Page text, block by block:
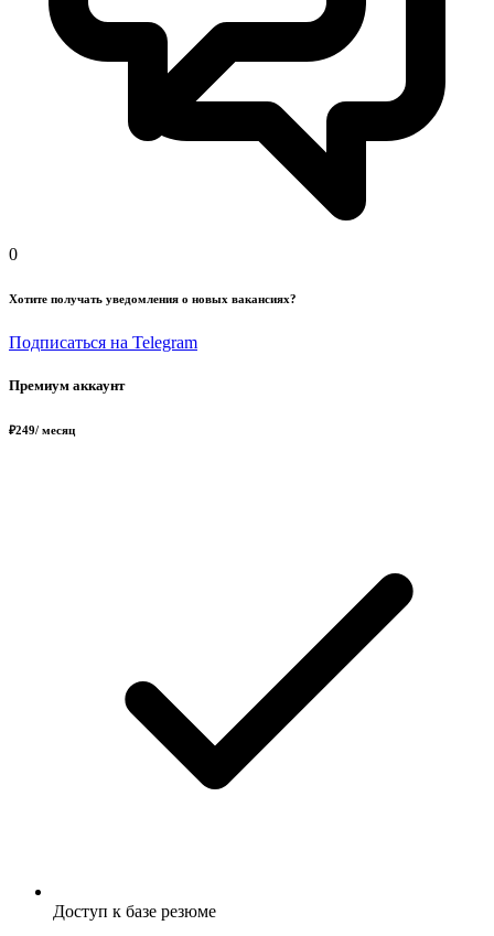
0
Хотите получать уведомления о новых вакансиях?
Подписаться на Telegram
Премиум аккаунт
₽249/ месяц
Доступ к базе резюме